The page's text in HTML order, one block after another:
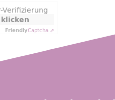
Verifizierung
FriendlyCaptcha ⇗